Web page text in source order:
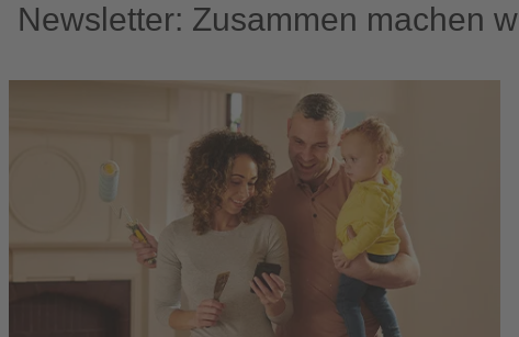
Newsletter: Zusammen machen